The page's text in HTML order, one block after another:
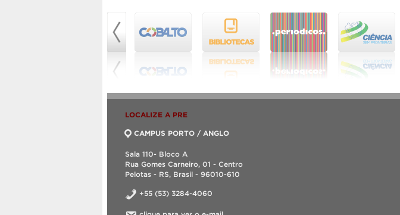
LOCALIZE A PRE
CAMPUS PORTO / ANGLO
Sala 110- Bloco A
Rua Gomes Carneiro, 01 - Centro
Pelotas - RS, Brasil - 96010-610
+55 (53) 3284-4060